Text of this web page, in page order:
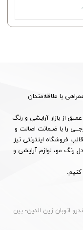
با علاقه‌مندان
۲۰ ساله و شناخت عمیق از بازار آرایشی و رنگ
را با ضـمانت اصالت و
فروشگاه اینترنتی نیز
مو، لوازم آرایشی و
اتوبان زین الدین- بین